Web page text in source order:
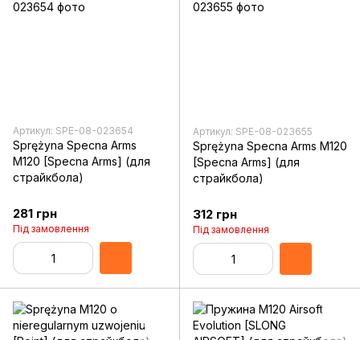
Артикул: SPE-08-023654
Sprężyna Specna Arms
M120 [Specna Arms] (для
страйкбола)
281 грн
Під замовлення
Артикул: SPE-08-023655
Sprężyna Specna Arms M120
[Specna Arms] (для
страйкбола)
312 грн
Під замовлення